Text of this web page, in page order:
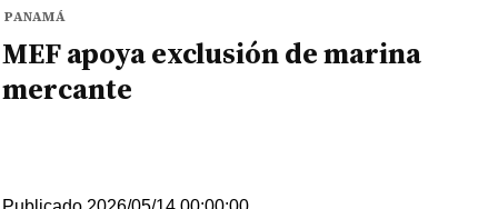
PANAMÁ
MEF apoya exclusión de marina
mercante